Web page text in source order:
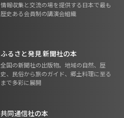
情報収集と交流の場を提供する日本で最も
歴史ある会員制の講演会組織
ふるさと発見 新聞社の本
全国の新聞社の出版物。地域の自然、歴
史、民俗から旅のガイド、郷土料理に至る
まで多彩に展開
共同通信社の本